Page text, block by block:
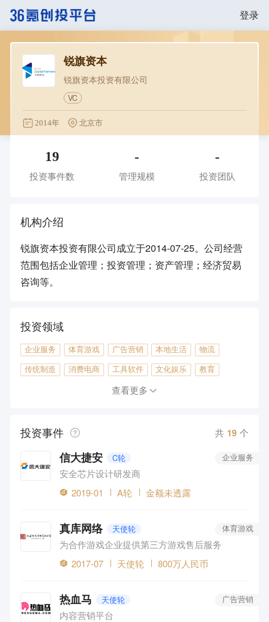
登录
锐旗资本
锐旗资本投资有限公司
VC
2014年 北京市
19
投资事件数
-
管理规模
-
投资团队
机构介绍
锐旗资本投资有限公司成立于2014-07-25。公司经营
范围包括企业管理；投资管理；资产管理；经济贸易
咨询等。
投资领域
企业服务 体育游戏 广告营销 本地生活 物流
传统制造 消费电商 工具软件 文化娱乐 教育
查看更多
投资事件 共 19 个
信大捷安 C轮
安全芯片设计研发商
企业服务
2019-01 A轮 金额未透露
真库网络 天使轮
为合作游戏企业提供第三方游戏售后服务
体育游戏
2017-07 天使轮 800万人民币
热血马 天使轮
内容营销平台
广告营销